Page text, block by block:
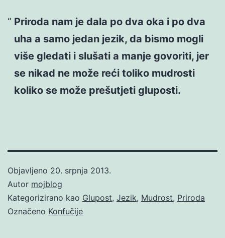
Priroda nam je dala po dva oka i po dva
uha a samo jedan jezik, da bismo mogli
više gledati i slušati a manje govoriti, jer
se nikad ne može reći toliko mudrosti
koliko se može prešutjeti gluposti.
Objavljeno 20. srpnja 2013.
Autor mojblog
Kategorizirano kao Glupost, Jezik, Mudrost, Priroda
Označeno Konfučije